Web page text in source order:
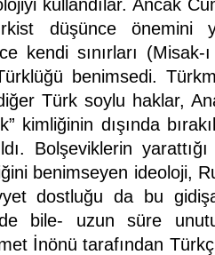
kullandılar. Ancak
düşünce
kendi sınırları
benimsedi.
Türk soylu haklar,
kimliğinin dışında
Bolşeviklerin
benimseyen ideoloji,
dostluğu da bu
bile- uzun süre
İnönü tarafından